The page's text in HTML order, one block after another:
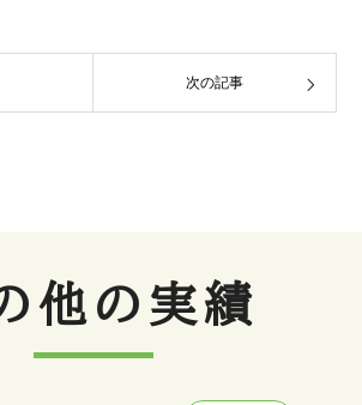
次の記事
他の実績